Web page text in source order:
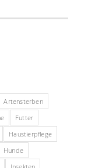
Artensterben
Futter
Haustierpflege
Hunde